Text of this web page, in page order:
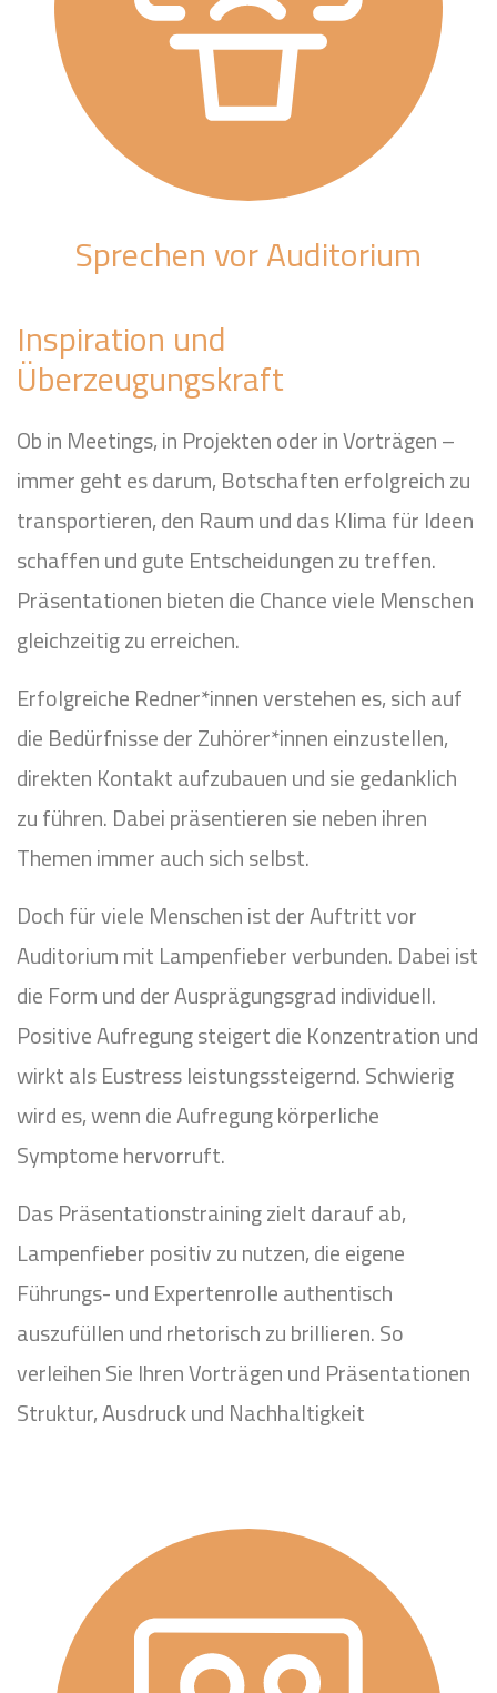
Sprechen vor Auditorium
Inspiration und
Überzeugungskraft
Ob in Meetings, in Projekten oder in Vorträgen –
immer geht es darum, Botschaften erfolgreich zu
transportieren, den Raum und das Klima für Ideen
schaffen und gute Entscheidungen zu treffen.
Präsentationen bieten die Chance viele Menschen
gleichzeitig zu erreichen.
Erfolgreiche Redner*innen verstehen es, sich auf
die Bedürfnisse der Zuhörer*innen einzustellen,
direkten Kontakt aufzubauen und sie gedanklich
zu führen. Dabei präsentieren sie neben ihren
Themen immer auch sich selbst.
Doch für viele Menschen ist der Auftritt vor
Auditorium mit Lampenfieber verbunden. Dabei ist
die Form und der Ausprägungsgrad individuell.
Positive Aufregung steigert die Konzentration und
wirkt als Eustress leistungssteigernd. Schwierig
wird es, wenn die Aufregung körperliche
Symptome hervorruft.
Das Präsentationstraining zielt darauf ab,
Lampenfieber positiv zu nutzen, die eigene
Führungs- und Expertenrolle authentisch
auszufüllen und rhetorisch zu brillieren. So
verleihen Sie Ihren Vorträgen und Präsentationen
Struktur, Ausdruck und Nachhaltigkeit